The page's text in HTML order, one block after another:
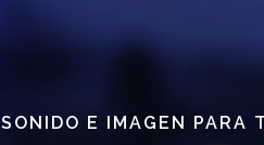
SONIDO E IMAGEN PARA